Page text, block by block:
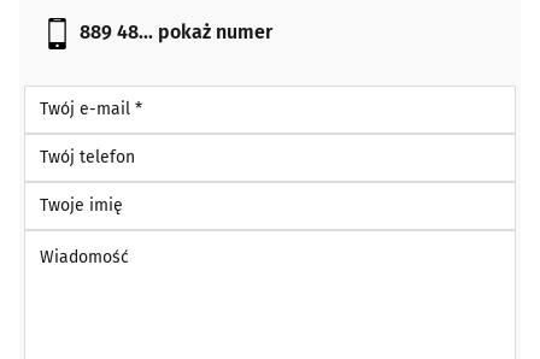
889 48... pokaż numer
Twój e-mail *
Twój telefon
Twoje imię